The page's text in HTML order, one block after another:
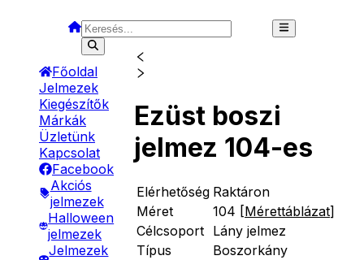
Főoldal
Jelmezek
Kiegészítők
Márkák
Üzletünk
Kapcsolat
Facebook
Akciós
jelmezek
Halloween
jelmezek
Jelmezek
Ezüst boszi
jelmez 104-es
Elérhetőség Raktáron
Méret
104 [Mérettáblázat]
Célcsoport Lány jelmez
Típus
Boszorkány